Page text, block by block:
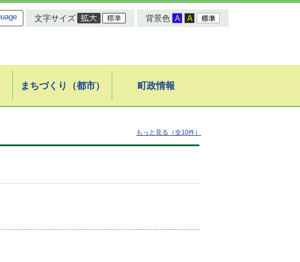
文字サイズ 背景色
まちづくり（都市） 町政情報
もっと見る（全10件）